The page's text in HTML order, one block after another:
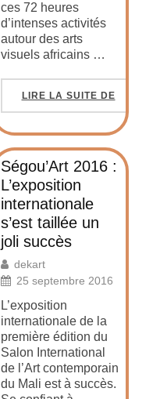
ces 72 heures
d’intenses activités
autour des arts
visuels africains …
LIRE LA SUITE DE
Ségou’Art 2016 :
L’exposition
internationale
s’est taillée un
joli succès
dekart
25 septembre 2016
L’exposition
internationale de la
première édition du
Salon International
de l’Art contemporain
du Mali est à succès.